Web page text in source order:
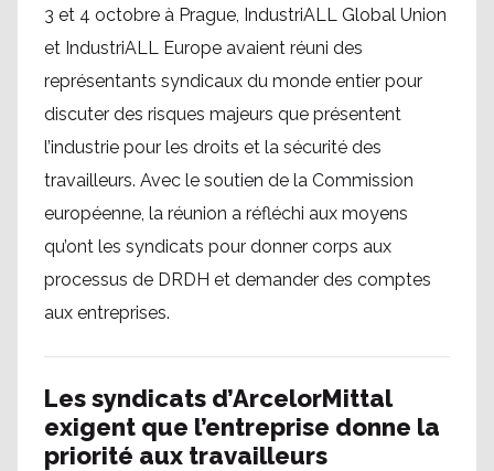
3 et 4 octobre à Prague, IndustriALL Global Union
et IndustriALL Europe avaient réuni des
représentants syndicaux du monde entier pour
discuter des risques majeurs que présentent
l’industrie pour les droits et la sécurité des
travailleurs. Avec le soutien de la Commission
européenne, la réunion a réfléchi aux moyens
qu’ont les syndicats pour donner corps aux
processus de DRDH et demander des comptes
aux entreprises.
Les syndicats d’ArcelorMittal
exigent que l’entreprise donne la
priorité aux travailleurs